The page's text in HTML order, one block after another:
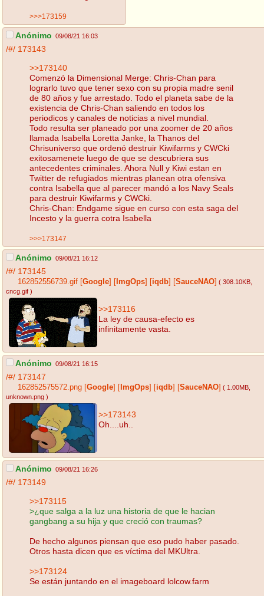
>>>173159
Anónimo 09/08/21 16:03
/#/ 173143
>>173140
Comenzó la Dimensional Merge: Chris-Chan para
lograrlo tuvo que tener sexo con su propia madre senil
de 80 años y fue arrestado. Todo el planeta sabe de la
existencia de Chris-Chan saliendo en todos los
periodicos y canales de noticias a nivel mundial.
Todo resulta ser planeado por una zoomer de 20 años
llamada Isabella Loretta Janke, la Thanos del
Chrisuniverso que ordenó destruir Kiwifarms y CWCki
exitosamenete luego de que se descubriera sus
antecedentes criminales. Ahora Null y Kiwi estan en
Twitter de refugiados mientras planean otra ofensiva
contra Isabella que al parecer mandó a los Navy Seals
para destruir Kiwifarms y CWCki.
Chris-Chan: Endgame sigue en curso con esta saga del
Incesto y la guerra cotra Isabella
>>>173147
Anónimo 09/08/21 16:12
/#/ 173145
162852556739.gif Google ImgOps iqdb SauceNAO ( 308.10KB
cncg.gif )
>>173116
La ley de causa-efecto es
infinitamente vasta.
Anónimo 09/08/21 16:15
/#/ 173147
162852575572.png Google ImgOps iqdb SauceNAO ( 1.00MB
unknown.png )
>>173143
Oh....uh..
Anónimo 09/08/21 16:26
/#/ 173149
>>173115
>¿que salga a la luz una historia de que le hacian
gangbang a su hija y que creció con traumas?
De hecho algunos piensan que eso pudo haber pasado.
Otros hasta dicen que es víctima del MKUltra.
>>173124
Se están juntando en el imageboard lolcow.farm